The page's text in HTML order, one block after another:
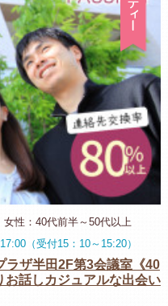
性：40代前半～50代以上
（受付15：10～15:20）
ラザ半田2F第3会議室《40
お話しカジュアルな出会い